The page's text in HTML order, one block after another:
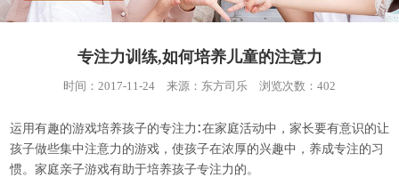
专注力训练,如何培养儿童的注意力
时间：2017-11-24 来源：东方司乐 浏览次数： 402
运用有趣的游戏培养孩子的专注力:在家庭活动中，家长要有意识的让
孩子做些集中注意力的游戏，使孩子在浓厚的兴趣中，养成专注的习
惯。家庭亲子游戏有助于培养孩子专注力的。